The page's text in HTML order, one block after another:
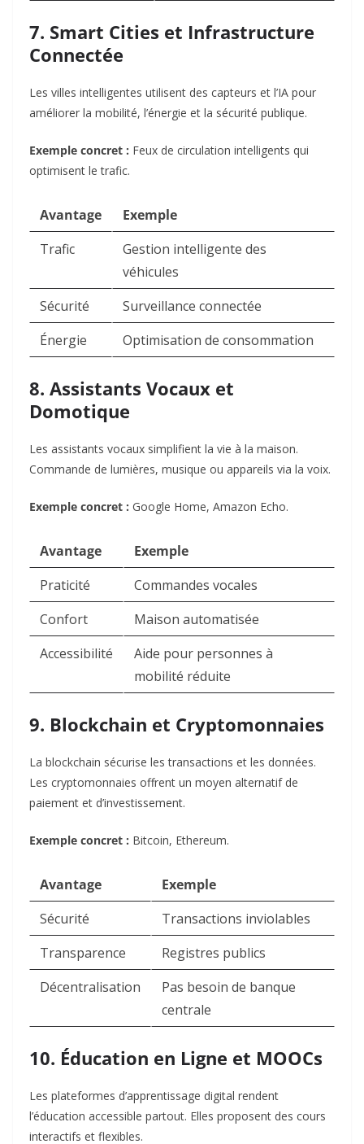
7. Smart Cities et Infrastructure
Connectée
Les villes intelligentes utilisent des capteurs et l’IA pour
améliorer la mobilité, l’énergie et la sécurité publique.
Exemple concret : Feux de circulation intelligents qui
optimisent le trafic.
Avantage
Exemple
Trafic
Gestion intelligente des
véhicules
Sécurité
Surveillance connectée
Énergie
Optimisation de consommation
8. Assistants Vocaux et
Domotique
Les assistants vocaux simplifient la vie à la maison.
Commande de lumières, musique ou appareils via la voix.
Exemple concret : Google Home, Amazon Echo.
Avantage
Exemple
Praticité
Commandes vocales
Confort
Maison automatisée
Accessibilité
Aide pour personnes à
mobilité réduite
9. Blockchain et Cryptomonnaies
La blockchain sécurise les transactions et les données.
Les cryptomonnaies offrent un moyen alternatif de
paiement et d’investissement.
Exemple concret : Bitcoin, Ethereum.
Avantage
Exemple
Sécurité
Transactions inviolables
Transparence
Registres publics
Décentralisation
Pas besoin de banque
centrale
10. Éducation en Ligne et MOOCs
Les plateformes d’apprentissage digital rendent
l’éducation accessible partout. Elles proposent des cours
interactifs et flexibles.